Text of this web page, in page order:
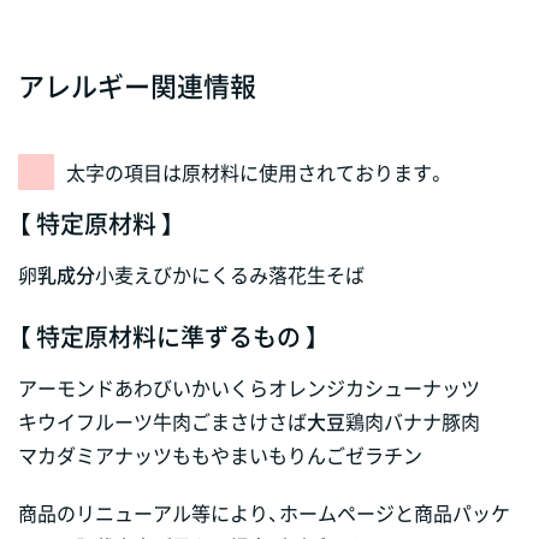
アレルギー関連情報
太字の項目は原材料に使用されております。
【 特定原材料 】
卵乳成分小麦えびかにくるみ落花生そば
【 特定原材料に準ずるもの 】
アーモンドあわびいかいくらオレンジカシューナッツ
キウイフルーツ牛肉ごまさけさば大豆鶏肉バナナ豚肉
マカダミアナッツももやまいも りんごゼラチン
商品のリニューアル等により、ホームページと商品パッケ